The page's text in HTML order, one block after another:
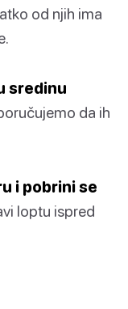
od njih ima
sredinu
da ih
i pobrini se
loptu ispred